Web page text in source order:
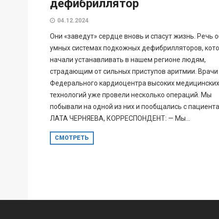
дефибриллятор
04.12.2024
Они «заведут» сердце вновь и спасут жизнь. Речь
умных системах подкожных дефибрилляторов,
начали устанавливать в нашем регионе людям,
страдающим от сильных приступов аритмии. Врачи
Федерального кардиоцентра высоких медицинских
технологий уже провели несколько операций. Мы
побывали на одной из них и пообщались с
ЛАТА ЧЕРНЯЕВА, КОРРЕСПОНДЕНТ: — Мы...
СМОТРЕТЬ